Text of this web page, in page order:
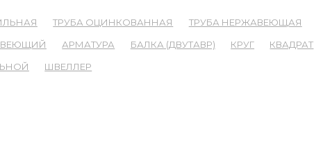
ТРУБА ОЦИНКОВАННАЯ ТРУБА НЕРЖАВЕЮЩАЯ
АРМАТУРА БАЛКА (ДВУТАВР) КРУГ КВАДРАТ
ШВЕЛЛЕР